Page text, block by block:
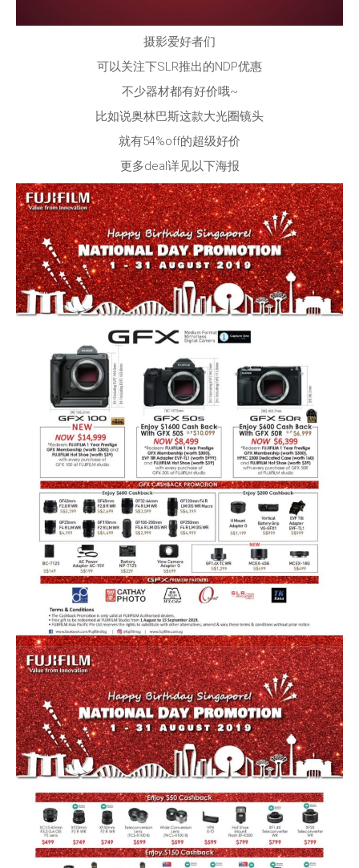
摄影爱好者们
可以关注下SLR推出的NDP优惠
不少器材都有好价哦~
比如说奥林巴斯这款大光圈镜头
就有54%off的超级好价
更多deal详见以下海报